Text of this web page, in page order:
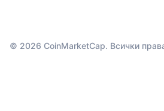
© 2026 CoinMarketCap. Всички